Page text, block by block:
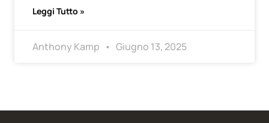
Leggi Tutto »
Anthony Kamp Giugno 13, 2025